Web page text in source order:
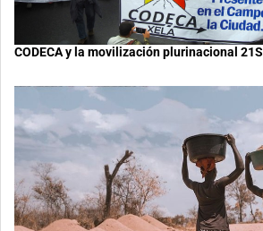
CODECA y la movilización plurinacional 21S